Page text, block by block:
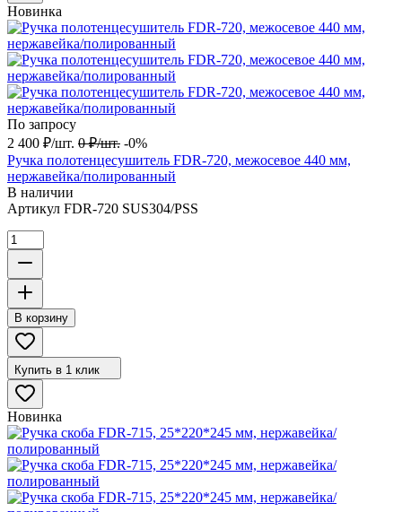
Новинка
По запросу
2 400 ₽/шт. 0 ₽/шт. -0%
Ручка полотенцесушитель FDR-720, межосевое 440 мм,
нержавейка/полированный
В наличии
Артикул FDR-720 SUS304/PSS
В корзину
Купить в 1 клик
Новинка